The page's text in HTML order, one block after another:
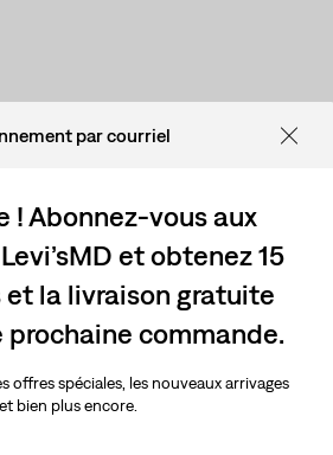
par courriel
! Abonnez-vous aux
et obtenez 15
et la livraison gratuite
prochaine commande.
offres spéciales, les nouveaux arrivages
et bien plus encore.